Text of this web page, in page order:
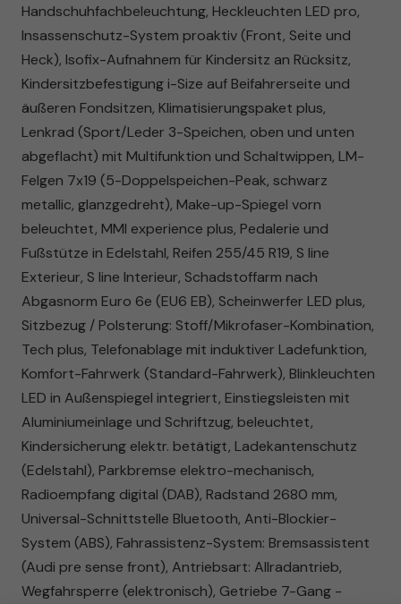
Handschuhfachbeleuchtung, Heckleuchten LED pro,
Insassenschutz-System proaktiv (Front, Seite und
Heck), Isofix-Aufnahnem für Kindersitz an Rücksitz,
Kindersitzbefestigung i-Size auf Beifahrerseite und
äußeren Fondsitzen, Klimatisierungspaket plus,
Lenkrad (Sport/Leder 3-Speichen, oben und unten
abgeflacht) mit Multifunktion und Schaltwippen, LM-
Felgen 7x19 (5-Doppelspeichen-Peak, schwarz
metallic, glanzgedreht), Make-up-Spiegel vorn
beleuchtet, MMI experience plus, Pedalerie und
Fußstütze in Edelstahl, Reifen 255/45 R19, S line
Exterieur, S line Interieur, Schadstoffarm nach
Abgasnorm Euro 6e (EU6 EB), Scheinwerfer LED plus,
Sitzbezug / Polsterung: Stoff/Mikrofaser-Kombination,
Tech plus, Telefonablage mit induktiver Ladefunktion,
Komfort-Fahrwerk (Standard-Fahrwerk), Blinkleuchten
LED in Außenspiegel integriert, Einstiegsleisten mit
Aluminiumeinlage und Schriftzug, beleuchtet,
Kindersicherung elektr. betätigt, Ladekantenschutz
(Edelstahl), Parkbremse elektro-mechanisch,
Radioempfang digital (DAB), Radstand 2680 mm,
Universal-Schnittstelle Bluetooth, Anti-Blockier-
System (ABS), Fahrassistenz-System: Bremsassistent
(Audi pre sense front), Antriebsart: Allradantrieb,
Wegfahrsperre (elektronisch), Getriebe 7-Gang -